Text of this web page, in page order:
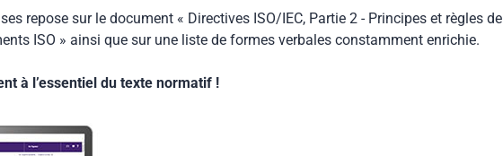
repose sur le document « Directives ISO/IEC, Partie 2 - Principes et règles de
ISO » ainsi que sur une liste de formes verbales constamment enrichie.
à l’essentiel du texte normatif !